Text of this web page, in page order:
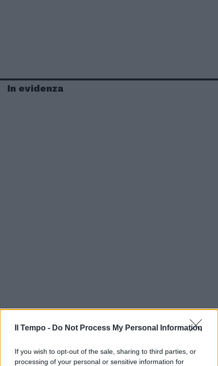
Il Tempo - Do Not Process My Personal Information
If you wish to opt-out of the sale, sharing to third parties, or
processing of your personal or sensitive information for
In evidenza